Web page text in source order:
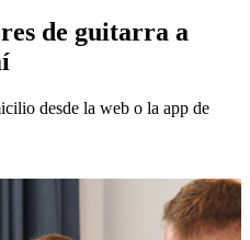
de guitarra a
desde la web o la app de